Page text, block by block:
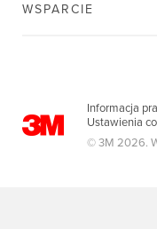
WSPARCIE
Informacja
Ustawienia
© 3M 2026.